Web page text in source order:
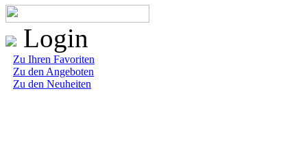
Login
Zu Ihren Favoriten
Zu den Angeboten
Zu den Neuheiten